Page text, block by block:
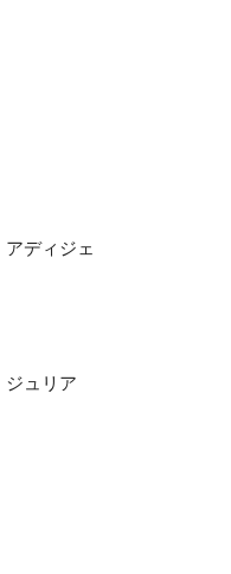
アディジェ
ジュリア